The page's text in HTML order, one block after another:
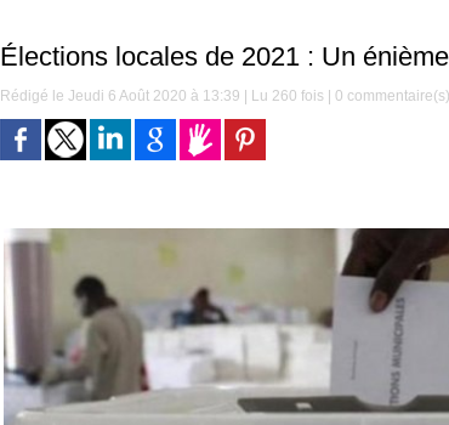
Élections locales de 2021 : Un
Rédigé le Jeudi 6 Août 2020 à 13:39 | Lu 260 fois | 0 commentaire(s)